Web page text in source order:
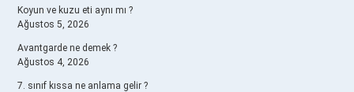
Koyun ve kuzu eti aynı mı ?
Ağustos 5, 2026
Avantgarde ne demek ?
Ağustos 4, 2026
7. sınıf kıssa ne anlama gelir ?